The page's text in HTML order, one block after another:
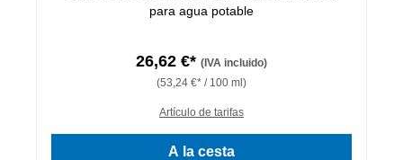
para agua potable
26,62 €* (IVA incluido)
(53,24 €* / 100 ml)
Artículo de tarifas
A la cesta